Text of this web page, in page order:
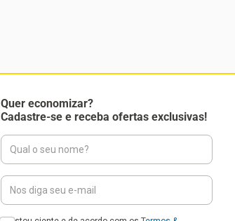
Quer economizar?
Cadastre-se e receba ofertas exclusivas!